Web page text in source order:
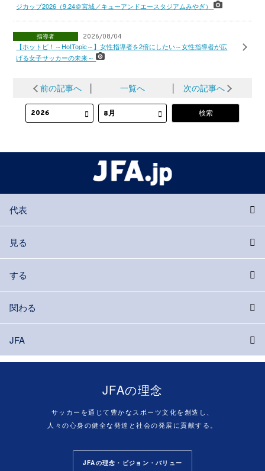
ジカップ2026（9.24＠宮城／キューアンドエースタジアムみやぎ）
指導者 2026/08/04
【ホットピ！～HotTopic～】女性指導者を2倍にしたい～女性指導者が広
げる女子サッカーの未来～
前の記事へ 一覧へ 次の記事へ
代表
見る
する
関わる
JFA
JFAの理念
サッカーを通じて豊かなスポーツ文化を創造し、
人々の心身の健全な発達と社会の発展に貢献する。
JFAの理念・ビジョン・バリュー